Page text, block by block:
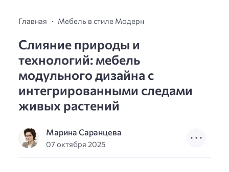
Главная Мебель в стиле Модерн
Слияние природы и
технологий: мебель
модульного дизайна с
интегрированными следами
живых растений
Марина Саранцева
07 октября 2025